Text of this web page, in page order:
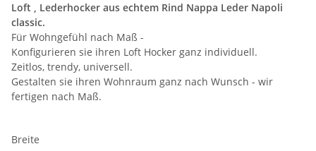
Loft , Lederhocker aus echtem Rind Nappa Leder Napoli
classic.
Für Wohngefühl nach Maß -
Konfigurieren sie ihren Loft Hocker ganz individuell.
Zeitlos, trendy, universell.
Gestalten sie ihren Wohnraum ganz nach Wunsch - wir
fertigen nach Maß.
Breite